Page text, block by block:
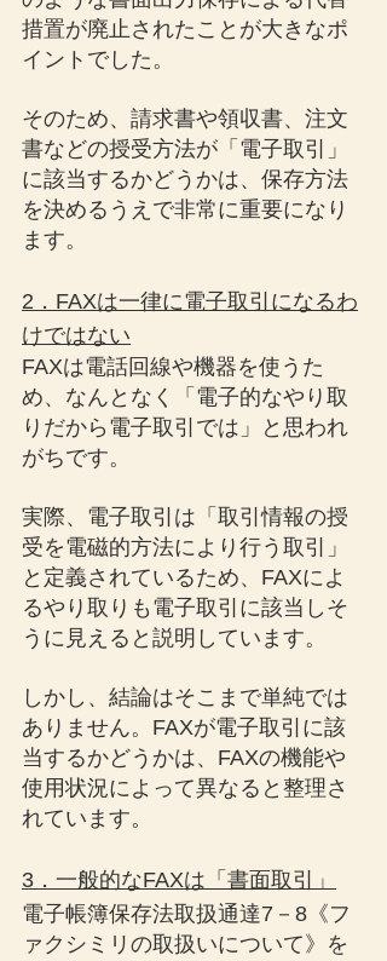
措置が廃止されたことが大きなポ
イントでした。
そのため、請求書や領収書、注文
書などの授受方法が「電子取引」
に該当するかどうかは、保存方法
を決めるうえで非常に重要になり
ます。
2．FAXは一律に電子取引になるわ
けではない
FAXは電話回線や機器を使うた
め、なんとなく「電子的なやり取
りだから電子取引では」と思われ
がちです。
実際、電子取引は「取引情報の授
受を電磁的方法により行う取引」
と定義されているため、FAXによ
るやり取りも電子取引に該当しそ
うに見えると説明しています。
しかし、結論はそこまで単純では
ありません。FAXが電子取引に該
当するかどうかは、FAXの機能や
使用状況によって異なると整理さ
れています。
3．一般的なFAXは「書面取引」
電子帳簿保存法取扱通達7－8《フ
ァクシミリの取扱いについて》を